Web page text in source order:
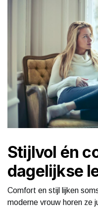
Stijlvol én
dagelijkse
Comfort en stijl lijken
moderne vrouw horen ze